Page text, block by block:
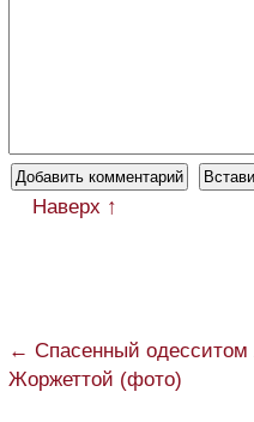
Наверх ↑
← Спасенный одесситом
Жоржеттой (фото)